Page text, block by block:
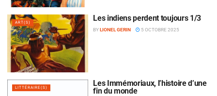
ART(S) Les indiens perdent toujours 1/3
BYLIONEL GERIN 5 OCTOBRE 2025
LITTÉRAIRE(S)
Les Immémoriaux, l’histoire d’une
fin du monde